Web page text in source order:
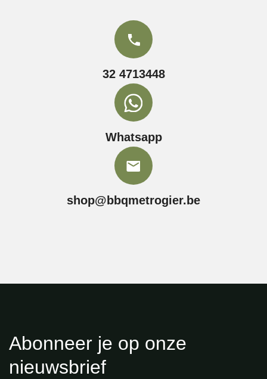
32 4713448
Whatsapp
shop@bbqmetrogier.be
Abonneer je op onze
nieuwsbrief